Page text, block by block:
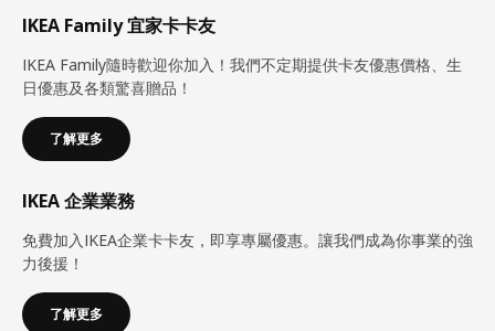
IKEA Family 宜家卡卡友
IKEA Family隨時歡迎你加入！我們不定期提供卡友優惠價格、生
日優惠及各類驚喜贈品！
了解更多
IKEA 企業業務
免費加入IKEA企業卡卡友，即享專屬優惠。讓我們成為你事業的強
力後援！
了解更多